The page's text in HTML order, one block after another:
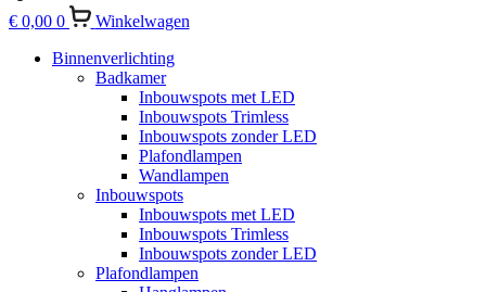
€ 0,00 0
Winkelwagen
Binnenverlichting
Badkamer
Inbouwspots met LED
Inbouwspots Trimless
Inbouwspots zonder LED
Plafondlampen
Wandlampen
Inbouwspots
Inbouwspots met LED
Inbouwspots Trimless
Inbouwspots zonder LED
Plafondlampen